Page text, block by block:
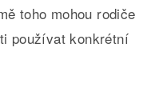
toho mohou rodiče
používat konkrétní